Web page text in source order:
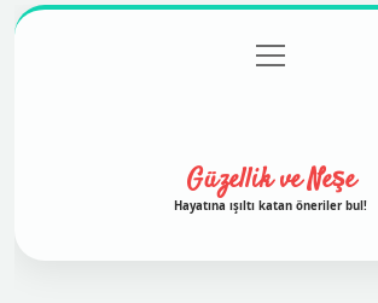
Gizlilik Politikası
menüyü
aç
Güzellik ve Neşe
Hayatına ışıltı katan öneriler bul!